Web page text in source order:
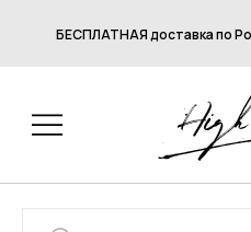
БЕСПЛАТНАЯ доставка по